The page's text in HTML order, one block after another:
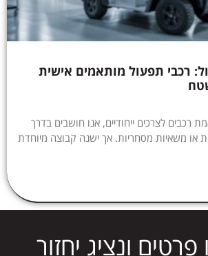
רכבי תפעול מותאמים אישית
רכבים לצרכים ייחודיים, אנו חושבים בדרך
או משאיות מסחריות. אך ישנה קבוצה מיוחדת
ונציג יחזור